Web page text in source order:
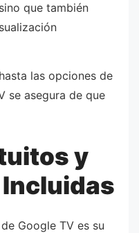
que también
las opciones de
se asegura de que
y
Google TV es su